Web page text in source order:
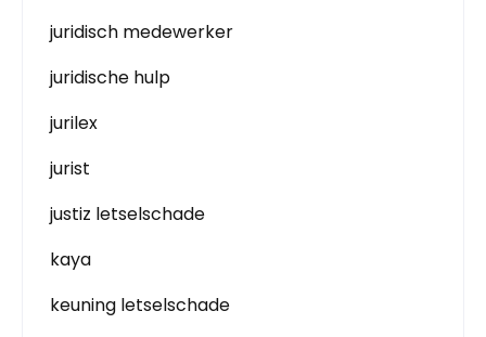
juridisch medewerker
juridische hulp
jurilex
jurist
justiz letselschade
kaya
keuning letselschade